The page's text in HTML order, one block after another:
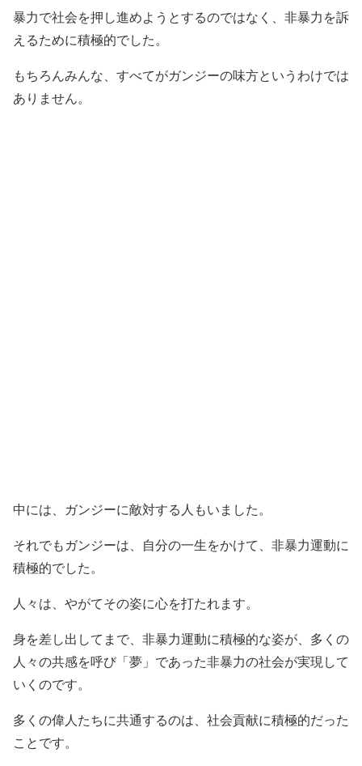
暴力で社会を押し進めようとするのではなく、非暴力を訴
えるために積極的でした。
もちろんみんな、すべてがガンジーの味方というわけでは
ありません。
中には、ガンジーに敵対する人もいました。
それでもガンジーは、自分の一生をかけて、非暴力運動に
積極的でした。
人々は、やがてその姿に心を打たれます。
身を差し出してまで、非暴力運動に積極的な姿が、多くの
人々の共感を呼び「夢」であった非暴力の社会が実現して
いくのです。
多くの偉人たちに共通するのは、社会貢献に積極的だった
ことです。